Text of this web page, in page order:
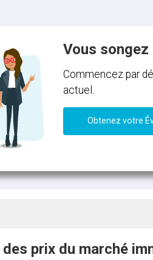
Vous songez
Commencez par
actuel.
Obtenez votre
prix du marché